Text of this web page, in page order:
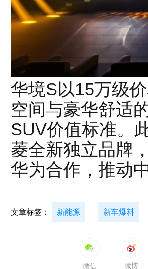
华境S以15万级
空间与豪华舒适
SUV价值标准。
菱全新独立品牌
华为合作，推动
文章标签： 新能源 新车爆料
微信 微博